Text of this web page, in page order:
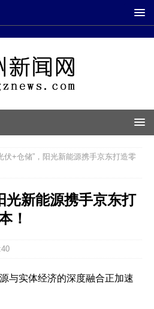
伏+仓储”，‌阳光新能源携手京东打造零
光新能源携手京东打
！
与实体经济的深度融合正加速